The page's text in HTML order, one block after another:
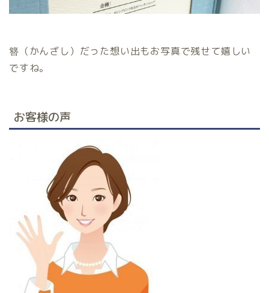
簪（かんざし）だった想い出もお写真で残せて嬉しい
ですね。
お客様の声